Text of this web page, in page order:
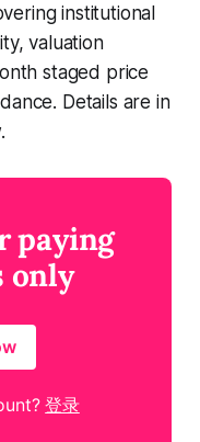
institutional
valuation
staged price
Details are in
paying
only
登录